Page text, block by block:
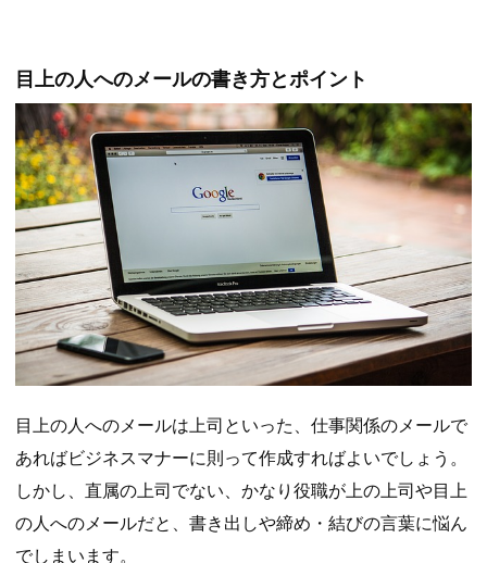
目上の人へのメールの書き方とポイント
目上の人へのメールは上司といった、仕事関係のメールで
あればビジネスマナーに則って作成すればよいでしょう。
しかし、直属の上司でない、かなり役職が上の上司や目上
の人へのメールだと、書き出しや締め・結びの言葉に悩ん
でしまいます。